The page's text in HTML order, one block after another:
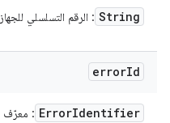
String : الرقم التسلسلي
errorId
ErrorIdentifier : معرّف